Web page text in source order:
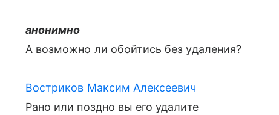
анонимно
А возможно ли обойтись без удаления?
Востриков Максим Алексеевич
Рано или поздно вы его удалите